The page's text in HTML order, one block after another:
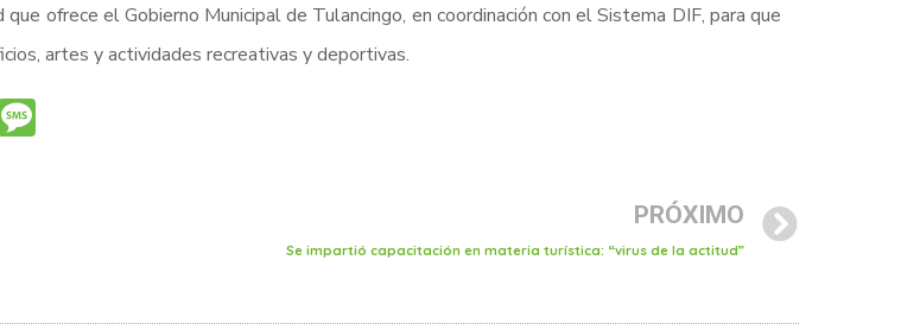
ofrece el Gobierno Municipal de Tulancingo, en coordinación con el Sistema DIF, para que
artes y actividades recreativas y deportivas.
Message
PRÓXIMO
Se impartió capacitación en materia turística: “virus de la actitud”